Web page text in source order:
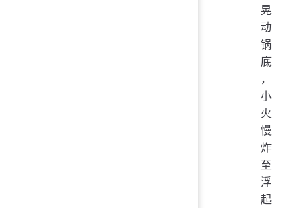
晃
动
锅
底
，
小
火
慢
炸
至
浮
起